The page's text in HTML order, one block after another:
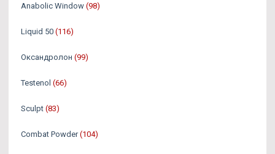
Anabolic Window (98)
Liquid 50 (116)
Оксандролон (99)
Testenol (66)
Sculpt (83)
Combat Powder (104)